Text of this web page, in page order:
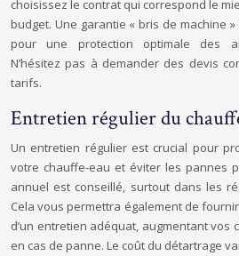
choisissez le contrat qui correspond le
budget. Une garantie « bris de machine
pour une protection optimale des
N’hésitez pas à demander des devis
tarifs.
Entretien régulier du
Un entretien régulier est crucial pour
votre chauffe-eau et éviter les pannes
annuel est conseillé, surtout dans les
Cela vous permettra également de
d’un entretien adéquat, augmentant vos
en cas de panne. Le coût du détartrage